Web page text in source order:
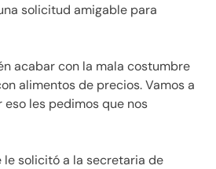
solicitud amigable para
acabar con la mala costumbre
alimentos de precios. Vamos a
les pedimos que nos
le solicitó a la secretaria de